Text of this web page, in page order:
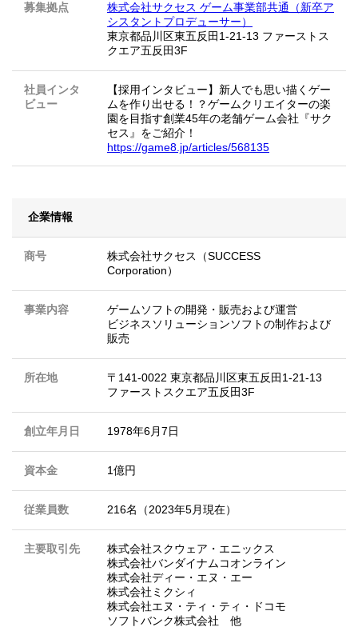
募集拠点
株式会社サクセス ゲーム事業部共通（新卒ア
シスタントプロデューサー）
東京都品川区東五反田1-21-13 ファーストス
クエア五反田3F
社員インタ
ビュー
【採用インタビュー】新人でも思い描くゲー
ムを作り出せる！？ゲームクリエイターの楽
園を目指す創業45年の老舗ゲーム会社『サク
セス』をご紹介！
https://game8.jp/articles/568135
企業情報
商号
株式会社サクセス（SUCCESS
Corporation）
事業内容
ゲームソフトの開発・販売および運営
ビジネスソリューションソフトの制作および
販売
所在地
〒141-0022 東京都品川区東五反田1-21-13
ファーストスクエア五反田3F
創立年月日 1978年6月7日
資本金 1億円
従業員数 216名（2023年5月現在）
主要取引先
株式会社スクウェア・エニックス
株式会社バンダイナムコオンライン
株式会社ディー・エヌ・エー
株式会社ミクシィ
株式会社エヌ・ティ・ティ・ドコモ
ソフトバンク株式会社 他